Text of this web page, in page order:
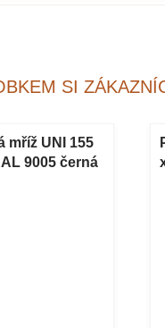
SI
mříž UNI 155
9005 černá